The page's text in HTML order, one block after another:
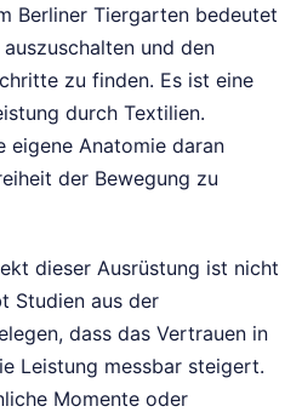
Berliner Tiergarten bedeutet
und den
zu finden. Es ist eine
durch Textilien.
eigene Anatomie daran
der Bewegung zu
dieser Ausrüstung ist nicht
Studien aus der
dass das Vertrauen in
Leistung messbar steigert.
Momente oder